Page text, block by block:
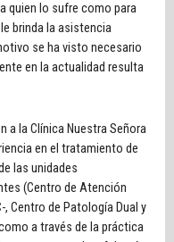
quien lo sufre como para
brinda la asistencia
se ha visto necesario
en la actualidad resulta
a la Clínica Nuestra Señora
en el tratamiento de
las unidades
(Centro de Atención
, Centro de Patología Dual y
a través de la práctica